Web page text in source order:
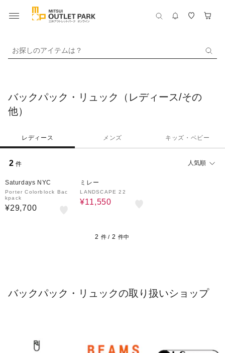
お探しのアイテムは？
バックパック・リュック（レディース/その
他）
レディース メンズ キッズ・ベビー
2 件 人気順
Saturdays NYC
Porter Colorblock Bac
kpack
¥29,700
ミレー
LANDSCAPE 22
¥11,550
2 件 / 2 件中
バックパック・リュックの取り扱いショップ